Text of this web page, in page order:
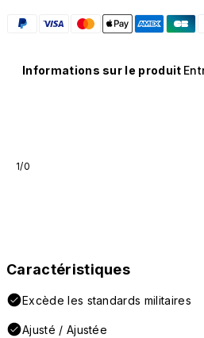
Informations sur le produit
1/0
Caractéristiques
Excède les standards militaires
Ajusté / Ajustée